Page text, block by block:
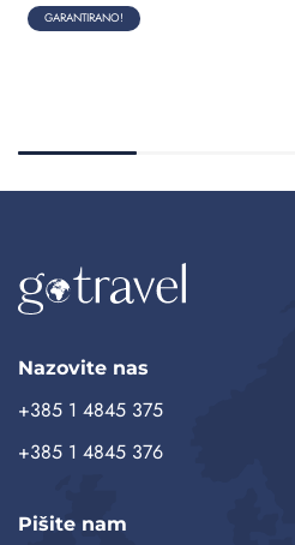
GARANTIRANO!
Nazovite nas
+385 1 4845 375
+385 1 4845 376
Pišite nam